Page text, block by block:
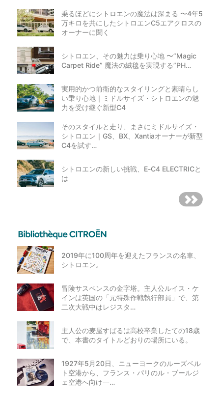
乗るほどにシトロエンの魔法は深まる 〜4年5
万キロを共にしたシトロエンC5エアクロスの
オーナーに聞く
シトロエン、その魅力は乗り心地 〜”Magic
Carpet Ride” 魔法の絨毯を実現する”PH…
実用的かつ前衛的なスタイリングと素晴らし
い乗り心地｜ミドルサイズ・シトロエンの魅
力を受け継ぐ新型C4
そのスタイルと走り、まさにミドルサイズ・
シトロエン｜GS、BX、Xantiaオーナーが新型
C4を試す…
シトロエンの新しい挑戦、E-C4 ELECTRICと
は
2019年に100周年を迎えたフランスの名車、
シトロエン。
冒険サスペンスの金字塔。主人公ルイス・ケ
インは英国の「元特殊作戦執行部員」で、第
二次大戦中はレジスタ…
主人公の麦屋すばるは高校卒業したての18歳
で、本書のタイトルどおりの場所にいる。
1927年5月20日、ニューヨークのルーズベル
ト空港から、フランス・パリのル・ブールジ
ェ空港へ向け一…